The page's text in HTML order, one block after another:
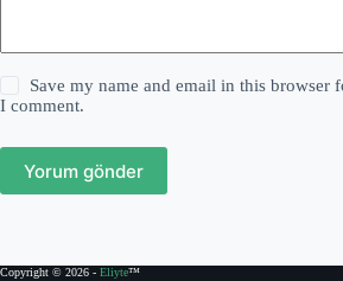
Save my name and email in this browser
I comment.
Yorum gönder
Copyright © 2026 - Eliyte™